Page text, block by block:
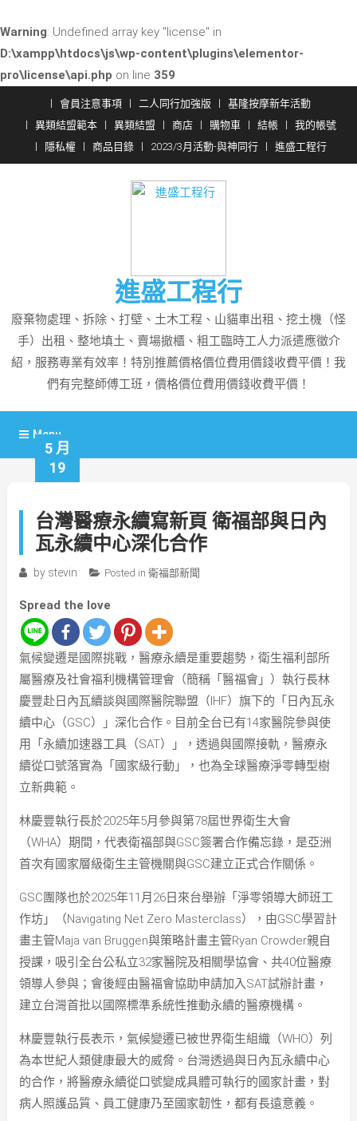
Warning: Undefined array key "license" in
D:\xampp\htdocs\js\wp-content\plugins\elementor-
pro\license\api.php on line 359
content
會員注意事項 二人同行加強版
基隆按摩新年活動
異類結盟範本
異類結盟 商店 購物車 結帳
我的帳號
隱私權
商品目錄 2023/3月活動-與神同行 進盛工程行
進盛工程行
廢棄物處理、拆除、打壁、土木工程、山貓車出租、挖土機（怪
手）出租、整地填土、賣場撤櫃、粗工臨時工人力派遣應徵介
紹，服務專業有效率！特別推薦價格價位費用價錢收費平價！我
們有完整師傅工班，價格價位費用價錢收費平價！
Menu
5 月
19
台灣醫療永續寫新頁 衛福部與日內
瓦永續中心深化合作
by stevin Posted in 衛福部新聞
Spread the love
氣候變遷是國際挑戰，醫療永續是重要趨勢，衛生福利部所
屬醫療及社會福利機構管理會（簡稱「醫福會」）執行長林
慶豐赴日內瓦續談與國際醫院聯盟（IHF）旗下的「日內瓦永
續中心（GSC）」深化合作。目前全台已有14家醫院參與使
用「永續加速器工具（SAT）」，透過與國際接軌，醫療永
續從口號落實為「國家級行動」，也為全球醫療淨零轉型樹
立新典範。
林慶豐執行長於2025年5月參與第78屆世界衛生大會
（WHA）期間，代表衛福部與GSC簽署合作備忘錄，是亞洲
首次有國家層級衛生主管機關與GSC建立正式合作關係。
GSC團隊也於2025年11月26日來台舉辦「淨零領導大師班工
作坊」（Navigating Net Zero Masterclass），由GSC學習計
畫主管Maja van Bruggen與策略計畫主管Ryan Crowder親自
授課，吸引全台公私立32家醫院及相關學協會、共40位醫療
領導人參與；會後經由醫福會協助申請加入SAT試辦計畫，
建立台灣首批以國際標準系統性推動永續的醫療機構。
林慶豐執行長表示，氣候變遷已被世界衛生組織（WHO）列
為本世紀人類健康最大的威脅。台灣透過與日內瓦永續中心
的合作，將醫療永續從口號變成具體可執行的國家計畫，對
病人照護品質、員工健康乃至國家韌性，都有長遠意義。